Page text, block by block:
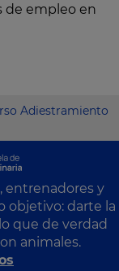
de empleo en
Adiestramiento
entrenadores y
objetivo: darte la
que de verdad
animales.